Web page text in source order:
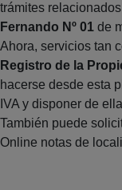
trámites relacionados
Fernando Nº 01 de
Ahora, servicios tan
Registro de la
hacerse desde esta
IVA y disponer de
También puede
Online notas de